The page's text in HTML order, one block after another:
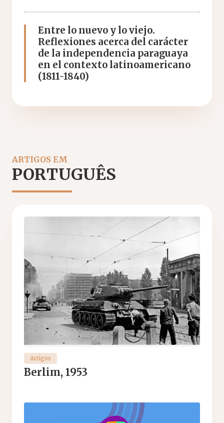
Entre lo nuevo y lo viejo.
Reflexiones acerca del carácter
de la independencia paraguaya
en el contexto latinoamericano
(1811-1840)
ARTIGOS EM
PORTUGUÊS
Artigos
Berlim, 1953